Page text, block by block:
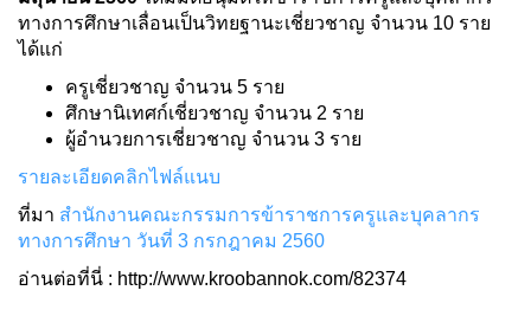
ทางการศึกษาเลื่อนเป็นวิทยฐานะเชี่ยวชาญ จำนวน 10 ราย
ได้แก่
ครูเชี่ยวชาญ จำนวน 5 ราย
ศึกษานิเทศก์เชี่ยวชาญ จำนวน 2 ราย
ผู้อำนวยการเชี่ยวชาญ จำนวน 3 ราย
รายละเอียดคลิกไฟล์แนบ
ที่มา สำนักงานคณะกรรมการข้าราชการครูและบุคลากร
ทางการศึกษา วันที่ 3 กรกฎาคม 2560
อ่านต่อที่นี่ : http://www.kroobannok.com/82374